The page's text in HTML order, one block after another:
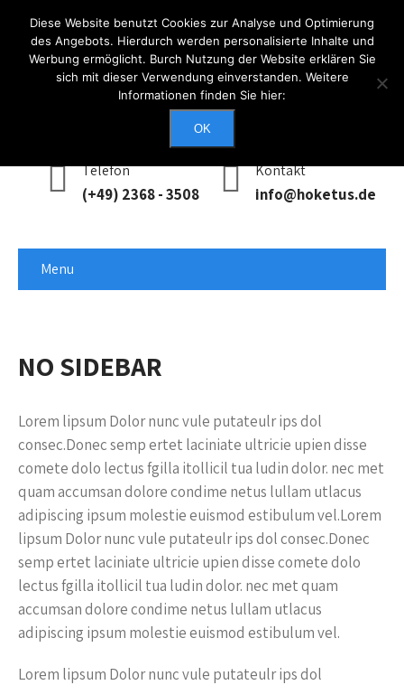
Erreichbarkeit
Mo - Do: 0900 - 1700, Fr: 0900 - 1400
Telefon
(+49) 2368 - 3508
Kontakt
info@hoketus.de
Menu
NO SIDEBAR
Lorem lipsum Dolor nunc vule putateulr ips dol
consec.Donec semp ertet laciniate ultricie upien disse
comete dolo lectus fgilla itollicil tua ludin dolor. nec met
quam accumsan dolore condime netus lullam utlacus
adipiscing ipsum molestie euismod estibulum vel.Lorem
lipsum Dolor nunc vule putateulr ips dol consec.Donec
semp ertet laciniate ultricie upien disse comete dolo
lectus fgilla itollicil tua ludin dolor. nec met quam
accumsan dolore condime netus lullam utlacus
adipiscing ipsum molestie euismod estibulum vel.
Lorem lipsum Dolor nunc vule putateulr ips dol
Anmelden
Diese Website benutzt Cookies zur Analyse und Optimierung
des Angebots. Hierdurch werden personalisierte Inhalte und
Werbung ermöglicht. Burch Nutzung der Website erklären Sie
sich mit dieser Verwendung einverstanden. Weitere
Informationen finden Sie hier:
OK